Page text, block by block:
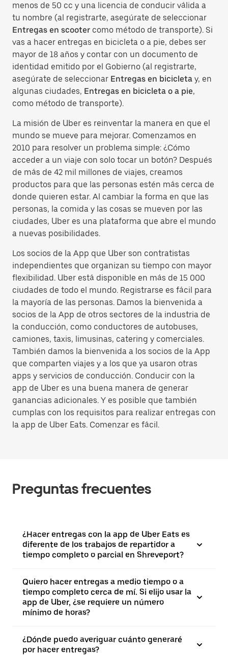
menos de 50 cc y una licencia de conducir válida a
tu nombre (al registrarte, asegúrate de seleccionar
Entregas en scooter como método de transporte). Si
vas a hacer entregas en bicicleta o a pie, debes ser
mayor de 18 años y contar con un documento de
identidad emitido por el Gobierno (al registrarte,
asegúrate de seleccionar Entregas en bicicleta y, en
algunas ciudades, Entregas en bicicleta o a pie,
como método de transporte).
La misión de Uber es reinventar la manera en que el
mundo se mueve para mejorar. Comenzamos en
2010 para resolver un problema simple: ¿Cómo
acceder a un viaje con solo tocar un botón? Después
de más de 42 mil millones de viajes, creamos
productos para que las personas estén más cerca de
donde quieren estar. Al cambiar la forma en que las
personas, la comida y las cosas se mueven por las
ciudades, Uber es una plataforma que abre el mundo
a nuevas posibilidades.
Los socios de la App que Uber son contratistas
independientes que organizan su tiempo con mayor
flexibilidad. Uber está disponible en más de 15 000
ciudades de todo el mundo. Registrarse es fácil para
la mayoría de las personas. Damos la bienvenida a
socios de la App de otros sectores de la industria de
la conducción, como conductores de autobuses,
camiones, taxis, limusinas, catering y comerciales.
También damos la bienvenida a los socios de la App
que comparten viajes y a los que ya usaron otras
apps y servicios de conducción. Conducir con la
app de Uber es una buena manera de generar
ganancias adicionales. Y es posible que también
cumplas con los requisitos para realizar entregas con
la app de Uber Eats. Comenzar es fácil.
Preguntas frecuentes
¿Hacer entregas con la app de Uber Eats es
diferente de los trabajos de repartidor a
tiempo completo o parcial en Shreveport?
Quiero hacer entregas a medio tiempo o a
tiempo completo cerca de mí. Si elijo usar la
app de Uber, ¿se requiere un número
mínimo de horas?
¿Dónde puedo averiguar cuánto generaré
por hacer entregas?